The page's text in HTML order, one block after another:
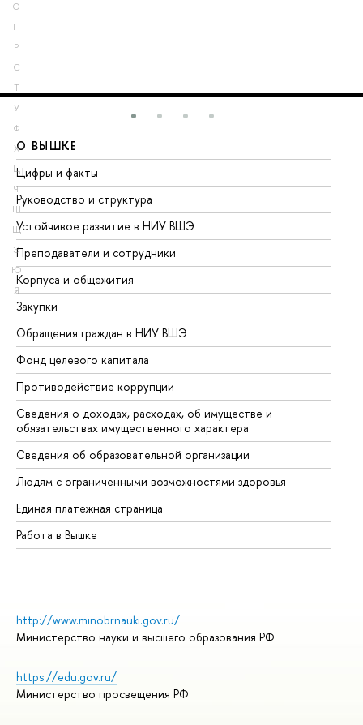
О
П
Р
С
Т
У
Ф
Х
Ц
Ч
Ш
Щ
Э
Ю
Я
О ВЫШКЕ
Цифры и факты
Руководство и структура
Устойчивое развитие в НИУ ВШЭ
Преподаватели и сотрудники
Корпуса и общежития
Закупки
Обращения граждан в НИУ ВШЭ
Фонд целевого капитала
Противодействие коррупции
Сведения о доходах, расходах, об имуществе и
обязательствах имущественного характера
Сведения об образовательной организации
Людям с ограниченными возможностями здоровья
Единая платежная страница
Работа в Вышке
http://www.minobrnauki.gov.ru/
Министерство науки и высшего образования РФ
https://edu.gov.ru/
Министерство просвещения РФ